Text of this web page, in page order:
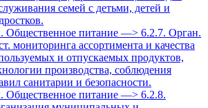
семей с детьми, детей и
Общественное питание —> 6.2.7. Орган.
мониторинга ассортимента и качества
и отпускаемых продуктов,
производства, соблюдения
санитарии и безопасности.
Общественное питание —> 6.2.8.